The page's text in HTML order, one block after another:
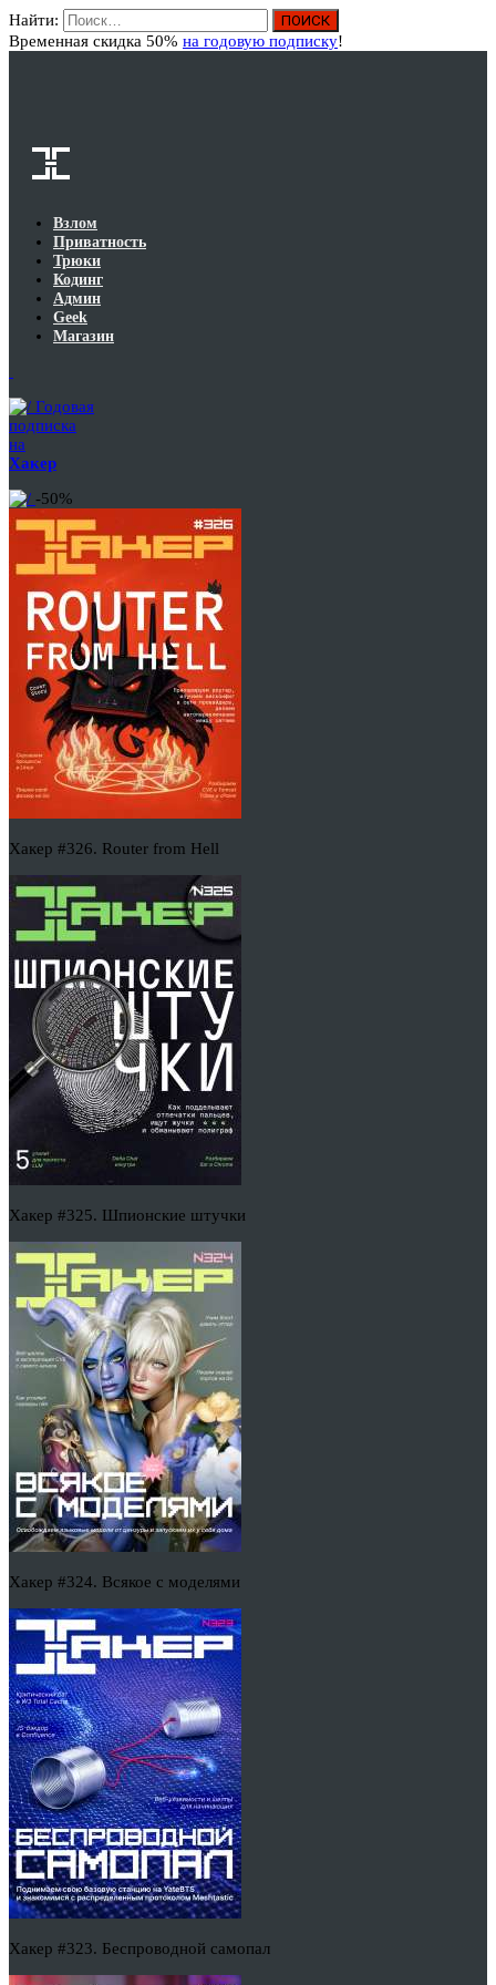
Найти:
Временная скидка 50% на годовую подписку!
Взлом
Приватность
Трюки
Кодинг
Админ
Geek
Магазин
Годовая
подписка
на
Хакер
-50%
Хакер #326. Router from Hell
Хакер #325. Шпионские штучки
Хакер #324. Всякое с моделями
Хакер #323. Беспроводной самопал